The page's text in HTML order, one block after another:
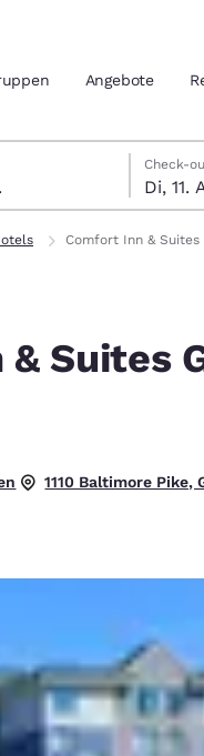
Standort
Angebote
Check-
Di, 11.
Check-out-Datum
Check-in-Datum
Comfort Inn &
Suites
1110 Baltimore Pike,